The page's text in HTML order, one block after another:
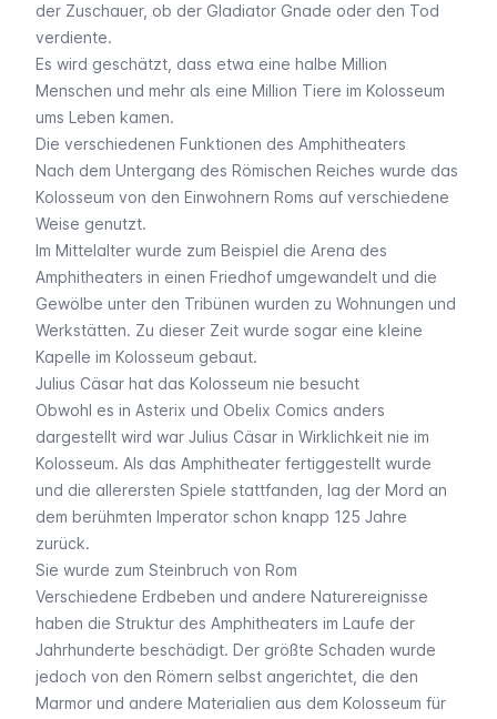
der Zuschauer, ob der Gladiator Gnade oder den Tod
verdiente.
Es wird geschätzt, dass etwa eine halbe Million
Menschen und mehr als eine Million Tiere im Kolosseum
ums Leben kamen.
Die verschiedenen Funktionen des Amphitheaters
Nach dem Untergang des Römischen Reiches wurde das
Kolosseum von den Einwohnern Roms auf verschiedene
Weise genutzt.
Im Mittelalter wurde zum Beispiel die Arena des
Amphitheaters in einen Friedhof umgewandelt und die
Gewölbe unter den Tribünen wurden zu Wohnungen und
Werkstätten. Zu dieser Zeit wurde sogar eine kleine
Kapelle im Kolosseum gebaut.
Julius Cäsar hat das Kolosseum nie besucht
Obwohl es in Asterix und Obelix Comics anders
dargestellt wird war Julius Cäsar in Wirklichkeit nie im
Kolosseum. Als das Amphitheater fertiggestellt wurde
und die allerersten Spiele stattfanden, lag der Mord an
dem berühmten Imperator schon knapp 125 Jahre
zurück.
Sie wurde zum Steinbruch von Rom
Verschiedene Erdbeben und andere Naturereignisse
haben die Struktur des Amphitheaters im Laufe der
Jahrhunderte beschädigt. Der größte Schaden wurde
jedoch von den Römern selbst angerichtet, die den
Marmor und andere Materialien aus dem Kolosseum für